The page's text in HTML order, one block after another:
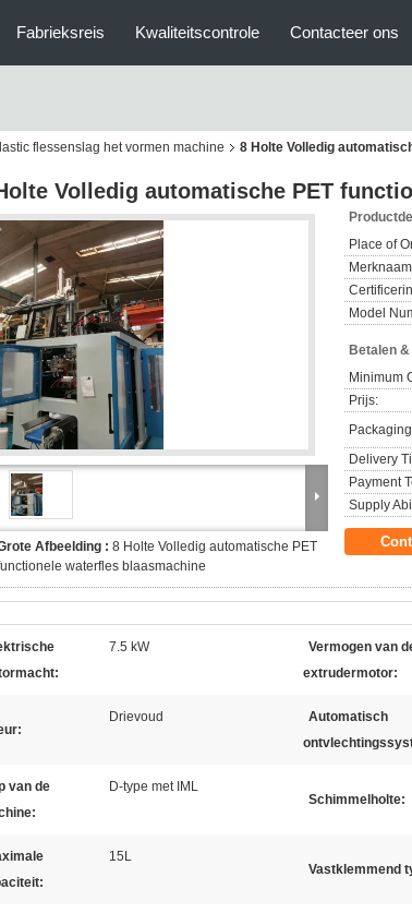
Fabrieksreis Kwaliteitscontrole Contacteer ons
flessenslag het vormen machine 8 Holte Volledig
Volledig automatische PET
Afbeelding : 8 Holte Volledig automatische PET
waterfles blaasmachine
Place of
Model
Betalen
Minimum
Prijs:
Delivery
Payment
Supply
7.5 kW
Vermogen van
extrudermotor:
Drievoud
Automatisch
van de
D-type met IML
Schimmelholte:
15L
Vastklemmend